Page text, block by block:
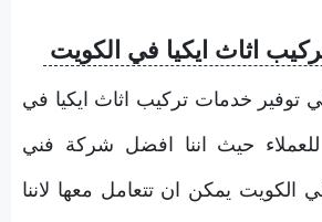
اثاث ايكيا في الكويت
خدمات تركيب اثاث ايكيا في
للعملاء حيث اننا افضل شركة فني
الكويت يمكن ان تتعامل معها لاننا